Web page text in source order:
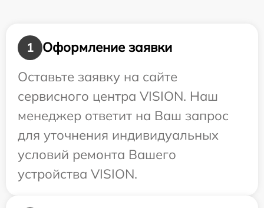
1
Оформление заявки
Оставьте заявку на сайте
сервисного центра VISION. Наш
менеджер ответит на Ваш запрос
для уточнения индивидуальных
условий ремонта Вашего
устройства VISION.